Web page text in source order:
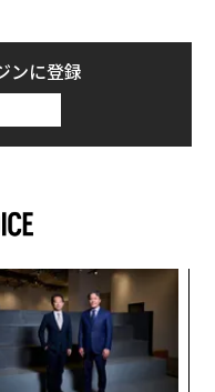
（世界的流行）以
人の割合は10％程度
（ワンピース）」、
けのホラー、犯罪、
で多岐にわたってい
ネットフリックスや
国で展開するアニメ
たストリーミングサ
得競争がある。
ンに登録